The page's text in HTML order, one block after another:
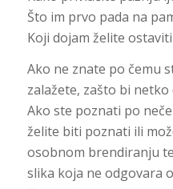
Što im prvo pada na
Koji dojam želite
Ako ne znate po čemu
zalažete, zašto bi
Ako ste poznati po
želite biti poznati ili
osobnom brendiranju
slika koja ne odgovara